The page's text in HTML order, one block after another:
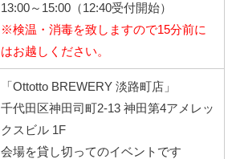
13:00～15:00（12:40受付開始）
※検温・消毒を致しますので15分前に
はお越しください。
「Ottotto BREWERY 淡路町店」
千代田区神田司町2-13 神田第4アメレッ
クスビル 1F
会場を貸し切ってのイベントです